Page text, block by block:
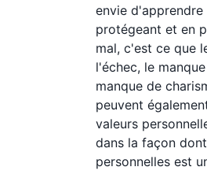
envie
protégeant et en
mal, c'est ce que
l'échec, le
manque de
peuvent
valeurs
dans la façon
personnelles est